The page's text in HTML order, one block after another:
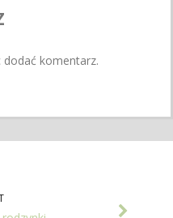
dodać komentarz.